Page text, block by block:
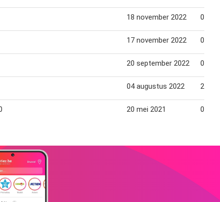
18 november 2022 05
17 november 2022 05
20 september 2022 03
04 augustus 2022 22
20 mei 2021 07